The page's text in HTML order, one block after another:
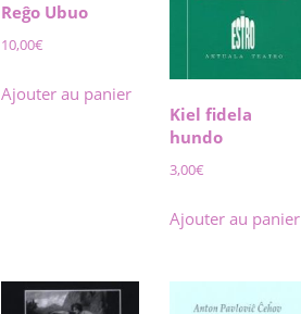
Reĝo Ubuo
10,00€
Ajouter au panier
Kiel fidela
hundo
3,00€
Ajouter au panier